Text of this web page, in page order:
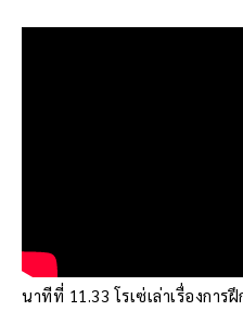
นาทีที่ 11.33 โรเซ่เล่าเรื่องการ